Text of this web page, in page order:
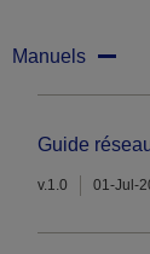
Manuels
Guide
v.1.0 01-Jul-